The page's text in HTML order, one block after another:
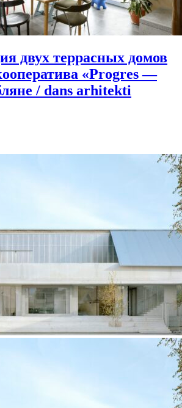
двух террасных домов
«Progres —
/ dans arhitekti